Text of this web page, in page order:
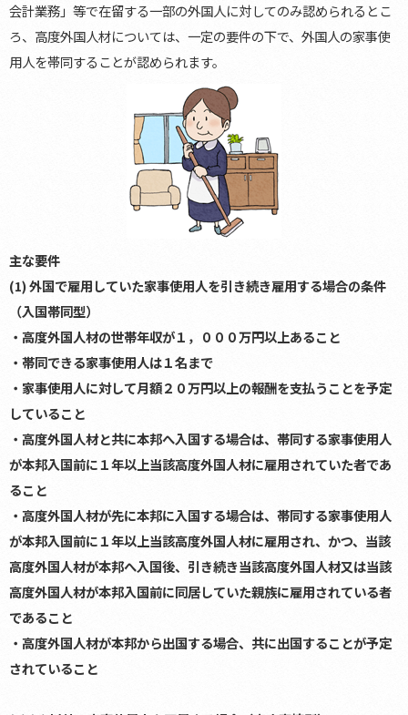
会計業務」等で在留する一部の外国人に対してのみ認められるとこ
ろ、高度外国人材については、一定の要件の下で、外国人の家事使
用人を帯同することが認められます。
主な要件
(1) 外国で雇用していた家事使用人を引き続き雇用する場合の条件
（入国帯同型）
・高度外国人材の世帯年収が１，０００万円以上あること
・帯同できる家事使用人は１名まで
・家事使用人に対して月額２０万円以上の報酬を支払うことを予定
していること
・高度外国人材と共に本邦へ入国する場合は、帯同する家事使用人
が本邦入国前に１年以上当該高度外国人材に雇用されていた者であ
ること
・高度外国人材が先に本邦に入国する場合は、帯同する家事使用人
が本邦入国前に１年以上当該高度外国人材に雇用され、かつ、当該
高度外国人材が本邦へ入国後、引き続き当該高度外国人材又は当該
高度外国人材が本邦入国前に同居していた親族に雇用されている者
であること
・高度外国人材が本邦から出国する場合、共に出国することが予定
されていること